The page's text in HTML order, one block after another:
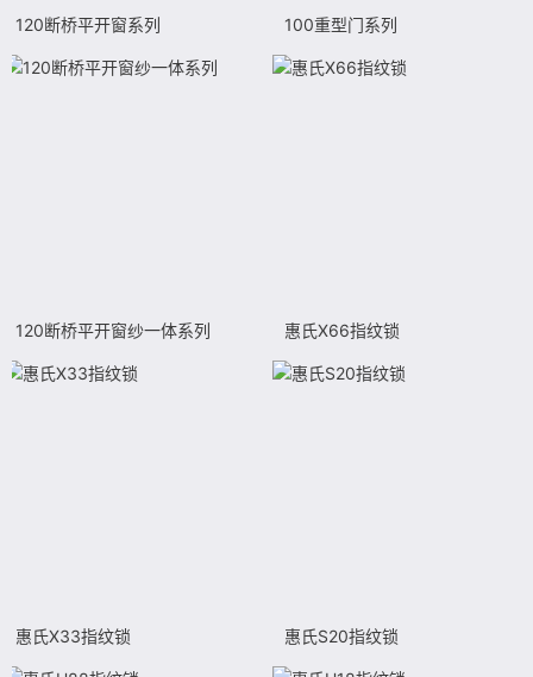
120断桥平开窗系列 100重型门系列
120断桥平开窗纱一体系列 惠氏X66指纹锁
惠氏X33指纹锁 惠氏S20指纹锁